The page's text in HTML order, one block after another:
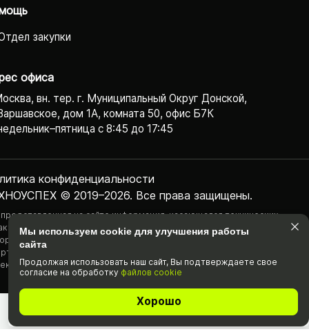
закупки
офиса
вн. тер. г. Муниципальный Округ Донской,
дом 1А, комната 50, офис Б7К
с 8:45 до 17:45
© 2019–2026. Все права защищены.
конфиденциаль­ности
на сайте информация, касающаяся технических
наличия на складе, стоимости товаров, носит
характер и ни при каких условиях не является публичной
определяемой положениями Статьи 437(2) Гражданского
РФ.
Мы используем cookie для улучшения работы
сайта
Продолжая использовать наш cайт, Вы подтвержда­ете свое
согласие на обработку файлов cookie
Хорошо